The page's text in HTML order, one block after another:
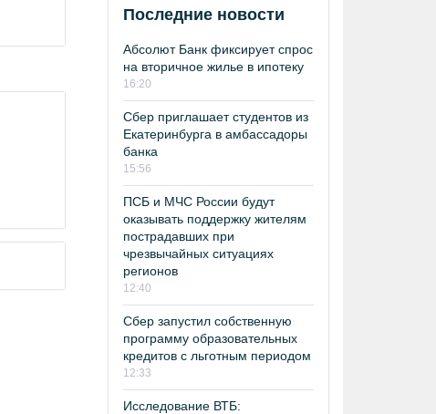
Последние новости
Абсолют Банк фиксирует спрос
на вторичное жилье в ипотеку
16:20
Сбер приглашает студентов из
Екатеринбурга в амбассадоры
банка
15:56
ПСБ и МЧС России будут
оказывать поддержку жителям
пострадавших при
чрезвычайных ситуациях
регионов
12:40
Сбер запустил собственную
программу образовательных
кредитов с льготным периодом
12:33
Исследование ВТБ: